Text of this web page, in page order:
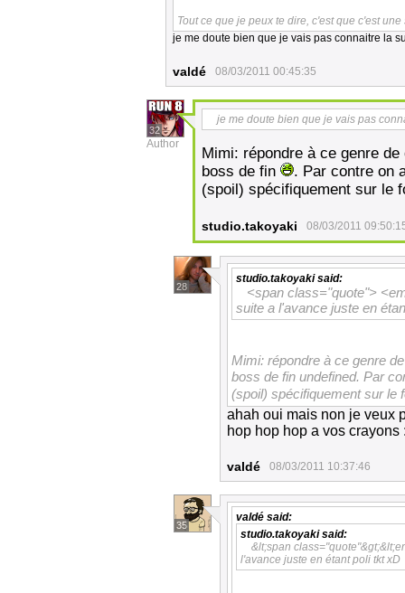
Tout ce que je peux te dire, c'est que c'est une
je me doute bien que je vais pas connaitre la
valdé 08/03/2011 00:45:35
32
Author
je me doute bien que je vais pas
Mimi: répondre à ce genre
boss de fin
. Par contre on
(spoil) spécifiquement sur le
studio.takoyaki 08/03/2011
28
studio.takoyakisaid:
<span class="quote">
suite a l'avance juste en
Mimi: répondre à ce genre
boss de fin undefined. Par
(spoil) spécifiquement sur le
ahah oui mais non je veux
hop hop hop a vos
valdé 08/03/2011 10:37:46
35
valdé said:
studio.takoyakisaid:
&lt;span
l'avance juste en étant poli tkt xD